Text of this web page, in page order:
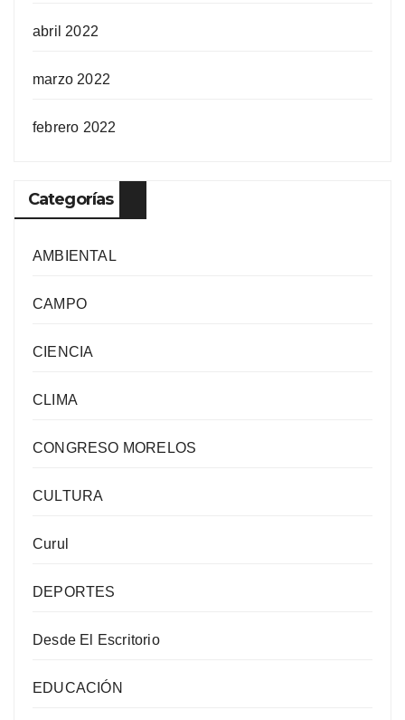
abril 2022
marzo 2022
febrero 2022
Categorías
AMBIENTAL
CAMPO
CIENCIA
CLIMA
CONGRESO MORELOS
CULTURA
Curul
DEPORTES
Desde El Escritorio
EDUCACIÓN